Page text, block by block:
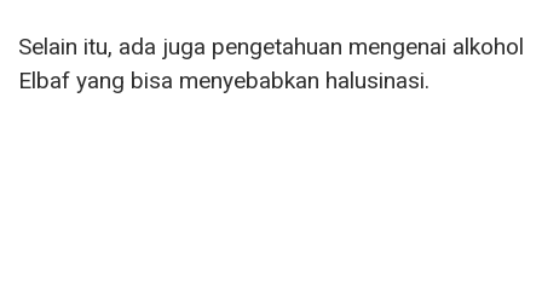
Selain itu, ada juga pengetahuan mengenai alkohol
Elbaf yang bisa menyebabkan halusinasi.